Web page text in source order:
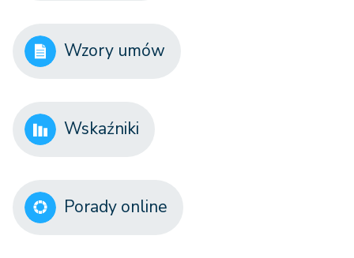
Wzory umów
Wskaźniki
Porady online